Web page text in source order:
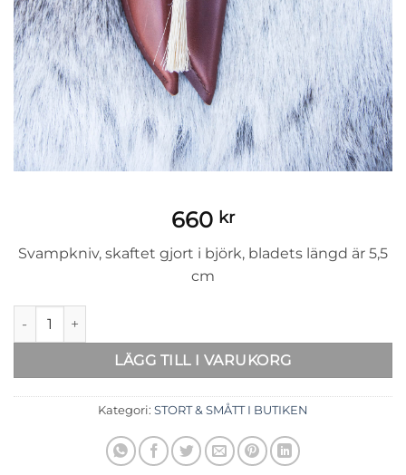
660 kr
Svampkniv, skaftet gjort i björk, bladets längd är 5,5
cm
Svampkniv mängd
LÄGG TILL I VARUKORG
Kategori: STORT & SMÅTT I BUTIKEN